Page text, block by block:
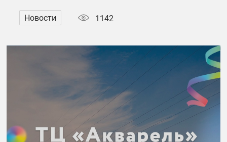
Новости 1142